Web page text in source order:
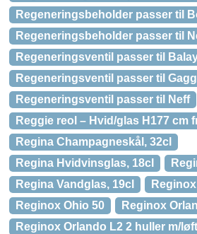
Regeneringsbeholder passer til
Regeneringsbeholder passer til
Regeneringsventil passer til
Regeneringsventil passer til
Regeneringsventil passer til Neff
Reggie reol – Hvid/glas H177 cm
Regina Champagneskål, 32cl
Regina Hvidvinsglas, 18cl
Regina Vandglas, 19cl
Reginox Ohio 50
Reginox
Reginox Orlando L2 2 huller m/